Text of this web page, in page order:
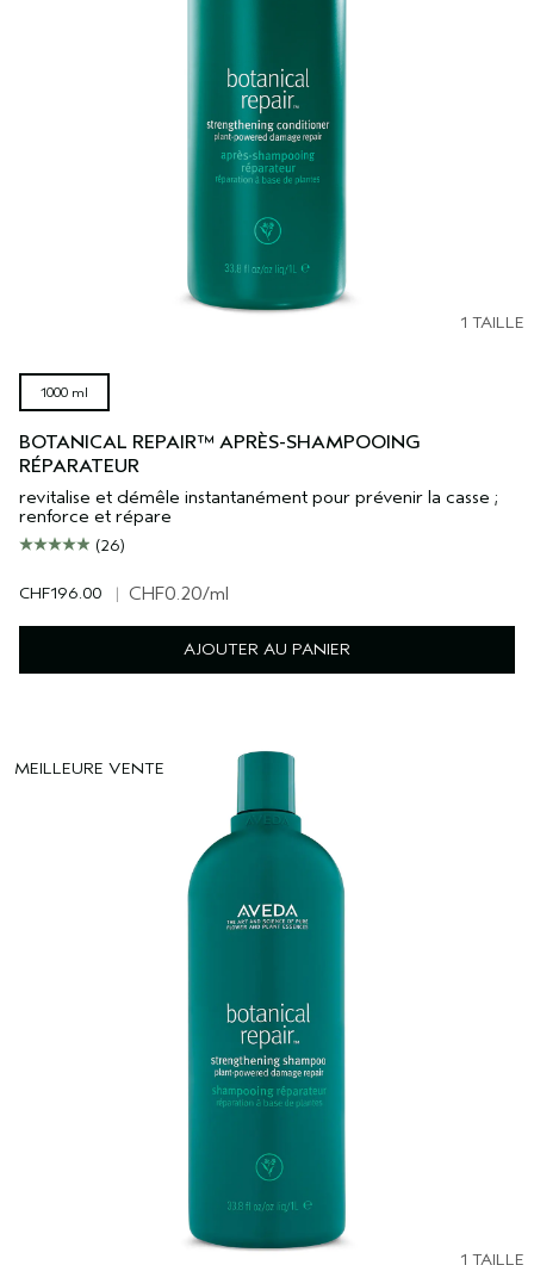
1 TAILLE
1000 ml
BOTANICAL REPAIR™ APRÈS-SHAMPOOING
RÉPARATEUR
revitalise et démêle instantanément pour prévenir la casse ;
renforce et répare
(26)
CHF196.00 | CHF0.20/ml
AJOUTER AU PANIER
MEILLEURE VENTE
1 TAILLE